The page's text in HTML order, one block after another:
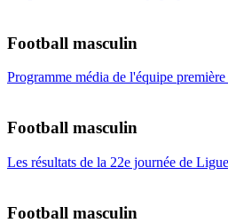
Football masculin
Programme média de l'équipe
Football masculin
Les résultats de la 22e journée de
Football masculin